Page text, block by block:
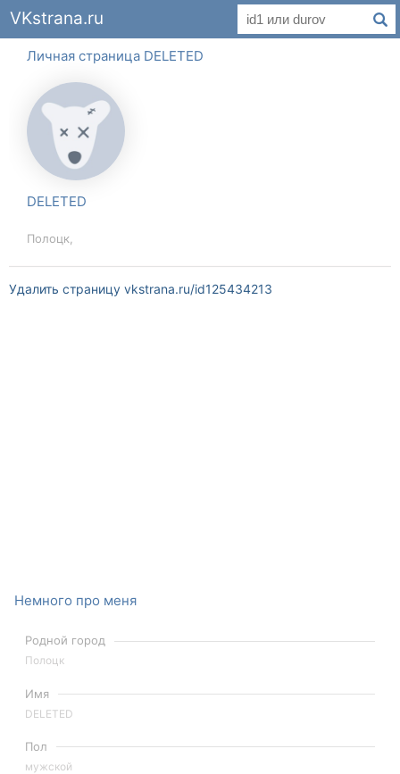
VKstrana.ru
Личная страница DELETED
DELETED
Полоцк,
Удалить страницу vkstrana.ru/id125434213
Немного про меня
Родной город
Полоцк
Имя
DELETED
Пол
мужской